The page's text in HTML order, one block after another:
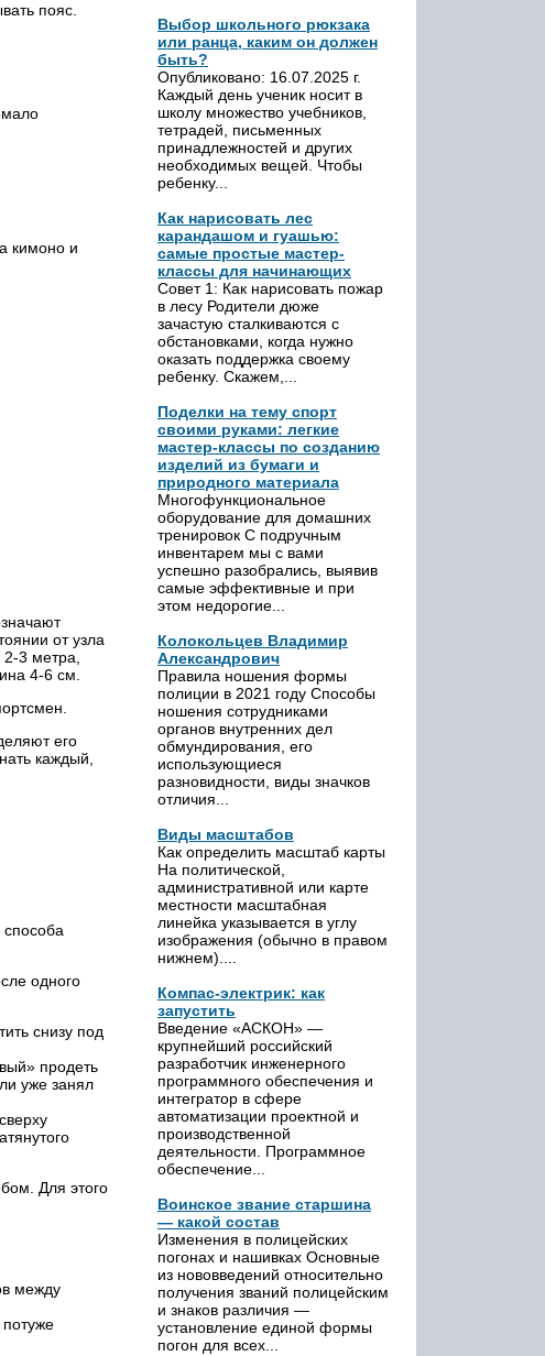
пояс.
кимоно и
от узла
3 метра,
4-6 см.
его
каждый,
одного
снизу под
продеть
уже занял
Для этого
между
Выбор школьного рюкзака
или ранца, каким он должен
быть?
Опубликовано: 16.07.2025 г.
Каждый день ученик носит в
школу множество учебников,
тетрадей, письменных
принадлежностей и других
необходимых вещей. Чтобы
ребенку...
Как нарисовать лес
карандашом и гуашью:
самые простые мастер-
классы для начинающих
Совет 1: Как нарисовать пожар
в лесу Родители дюже
зачастую сталкиваются с
обстановками, когда нужно
оказать поддержка своему
ребенку. Скажем,...
Поделки на тему спорт
своими руками: легкие
мастер-классы по созданию
изделий из бумаги и
природного материала
Многофункциональное
оборудование для домашних
тренировок С подручным
инвентарем мы с вами
успешно разобрались, выявив
самые эффективные и при
этом недорогие...
Колокольцев Владимир
Александрович
Правила ношения формы
полиции в 2021 году Способы
ношения сотрудниками
органов внутренних дел
обмундирования, его
использующиеся
разновидности, виды значков
отличия...
Виды масштабов
Как определить масштаб карты
На политической,
административной или карте
местности масштабная
линейка указывается в углу
изображения (обычно в правом
нижнем)....
Компас-электрик: как
запустить
Введение «АСКОН» —
крупнейший российский
разработчик инженерного
программного обеспечения и
интегратор в сфере
автоматизации проектной и
производственной
деятельности. Программное
обеспечение...
Воинское звание старшина
— какой состав
Изменения в полицейских
погонах и нашивках Основные
из нововведений относительно
получения званий полицейским
и знаков различия —
установление единой формы
погон для всех...